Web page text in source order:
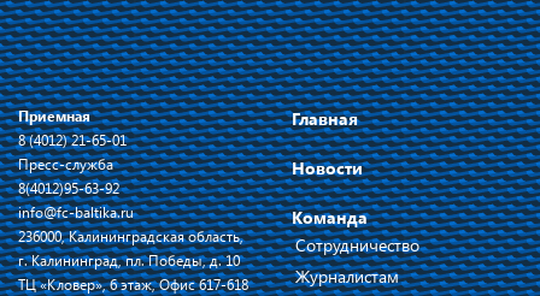
Приемная
8 (4012) 21-65-01
Пресс-служба
8(4012)95-63-92
info@fc-baltika.ru
236000, Калининградская область,
г. Калининград, пл. Победы, д. 10
ТЦ «Кловер», 6 этаж, Офис 617-618
Главная
Новости
Команда
Сотрудничество
Журналистам